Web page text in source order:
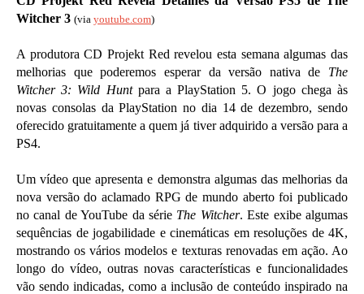
Witcher 3 (via youtube.com)
A produtora CD Projekt Red revelou esta semana algumas das
melhorias que poderemos esperar da versão nativa de The
Witcher 3: Wild Huntpara a PlayStation 5. O jogo chega às
novas consolas da PlayStation no dia 14 de dezembro, sendo
oferecido gratuitamente a quem já tiver adquirido a versão para a
PS4.
Um vídeo que apresenta e demonstra algumas das melhorias da
nova versão do aclamado RPG de mundo aberto foi publicado
no canal de YouTube da série The Witcher. Este exibe algumas
sequências de jogabilidade e cinemáticas em resoluções de 4K,
mostrando os vários modelos e texturas renovadas em ação. Ao
longo do vídeo, outras novas características e funcionalidades
vão sendo indicadas, como a inclusão de conteúdo inspirado na